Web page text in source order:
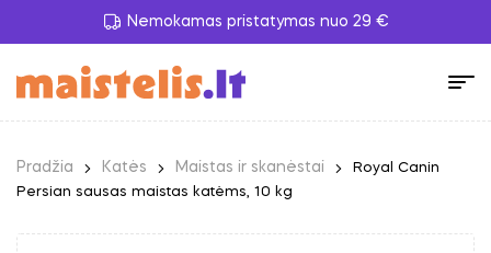
Nemokamas pristatymas nuo 29 €
Pradžia Katės Maistas ir skanėstai
Royal Canin
Persian sausas maistas katėms, 10 kg